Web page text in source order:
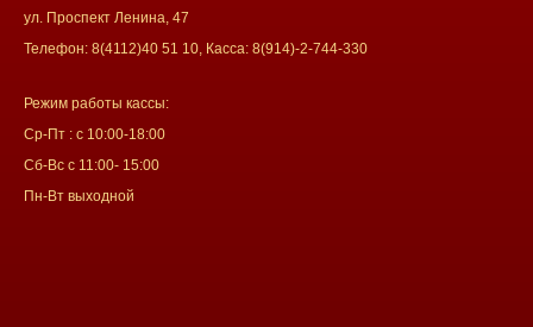
ул. Проспект Ленина, 47
Телефон: 8(4112)40 51 10, Касса: 8(914)-2-744-330
Режим работы кассы:
Ср-Пт : с 10:00-18:00
Сб-Вс с 11:00- 15:00
Пн-Вт выходной